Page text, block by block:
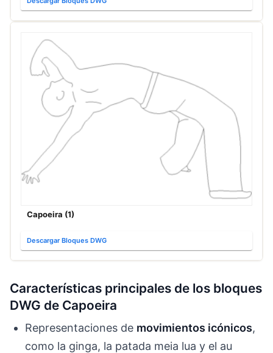
Capoeira (1)
Descargar Bloques DWG
Características principales de los bloques
DWG de Capoeira
Representaciones de movimientos icónicos,
como la ginga, la patada meia lua y el au